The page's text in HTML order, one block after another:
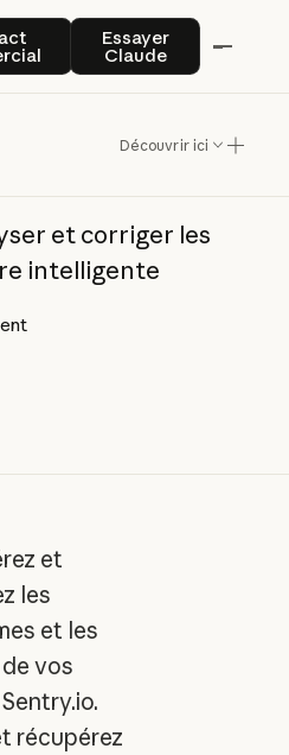
commercial
Essayer
Claude
Essayer Claude
Découvrir ici
et corriger les
intelligente
et
les
et les
vos
récupérez